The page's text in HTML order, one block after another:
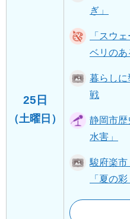
25日
（土曜日）
ぎ」
「スウ
ベリのあ
暮らし
戦
静岡市
水害」
駿府楽
「夏の